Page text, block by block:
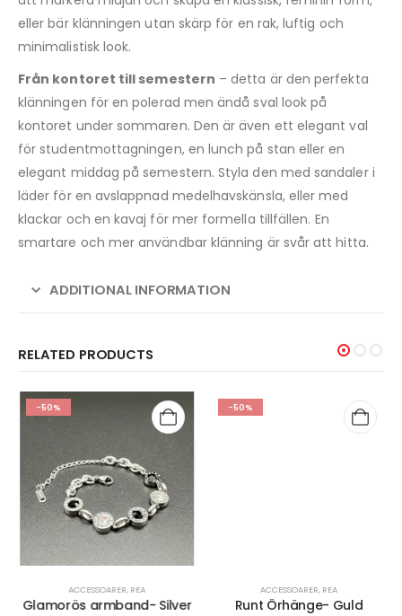
eller bär klänningen utan skärp för en rak, luftig och
minimalistisk look.
Från kontoret till semestern – detta är den perfekta
klänningen för en polerad men ändå sval look på
kontoret under sommaren. Den är även ett elegant val
för studentmottagningen, en lunch på stan eller en
elegant middag på semestern. Styla den med sandaler i
läder för en avslappnad medelhavskänsla, eller med
klackar och en kavaj för mer formella tillfällen. En
smartare och mer användbar klänning är svår att hitta.
ADDITIONAL INFORMATION
RELATED PRODUCTS
-50%
ACCESSOARER, REA
Glamorös armband- Silver
-50%
ACCESSOARER, REA
Runt Örhänge- Guld